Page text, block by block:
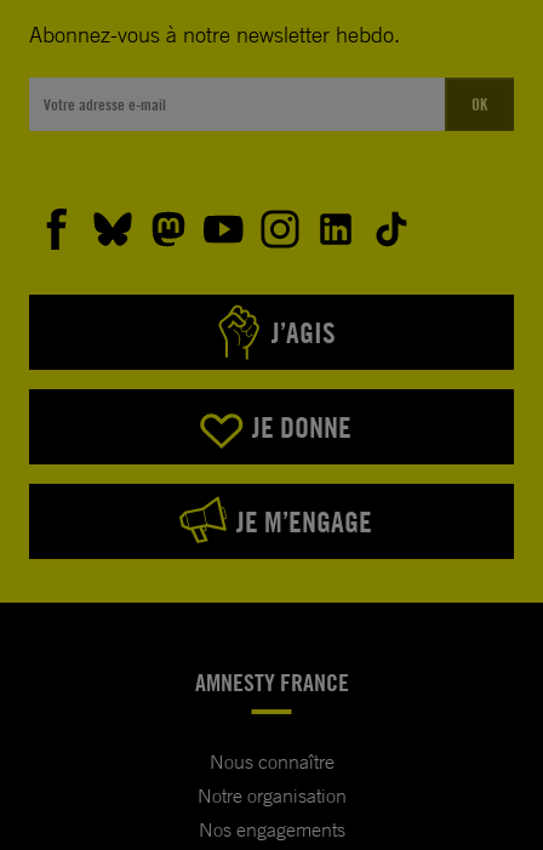
Abonnez-vous à notre newsletter hebdo.
OK
J’AGIS
JE DONNE
JE M’ENGAGE
AMNESTY FRANCE
Nous connaître
Notre organisation
Nos engagements